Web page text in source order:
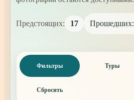
Предстоящих: 17 Прошедших:
Фильтры Туры
Сбросить